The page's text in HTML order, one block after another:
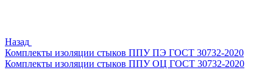
Назад
Комплекты изоляции стыков ППУ ПЭ ГОСТ 30732-2020
Комплекты изоляции стыков ППУ ОЦ ГОСТ 30732-2020